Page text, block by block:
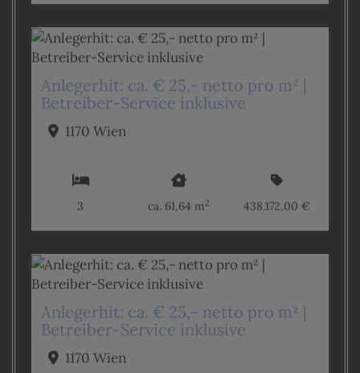
Anlegerhit: ca. € 25,- netto pro m² |
Betreiber-Service inklusive
1170 Wien
3 ca. 61,64 m 2 438.172,00 €
Anlegerhit: ca. € 25,- netto pro m² |
Betreiber-Service inklusive
1170 Wien